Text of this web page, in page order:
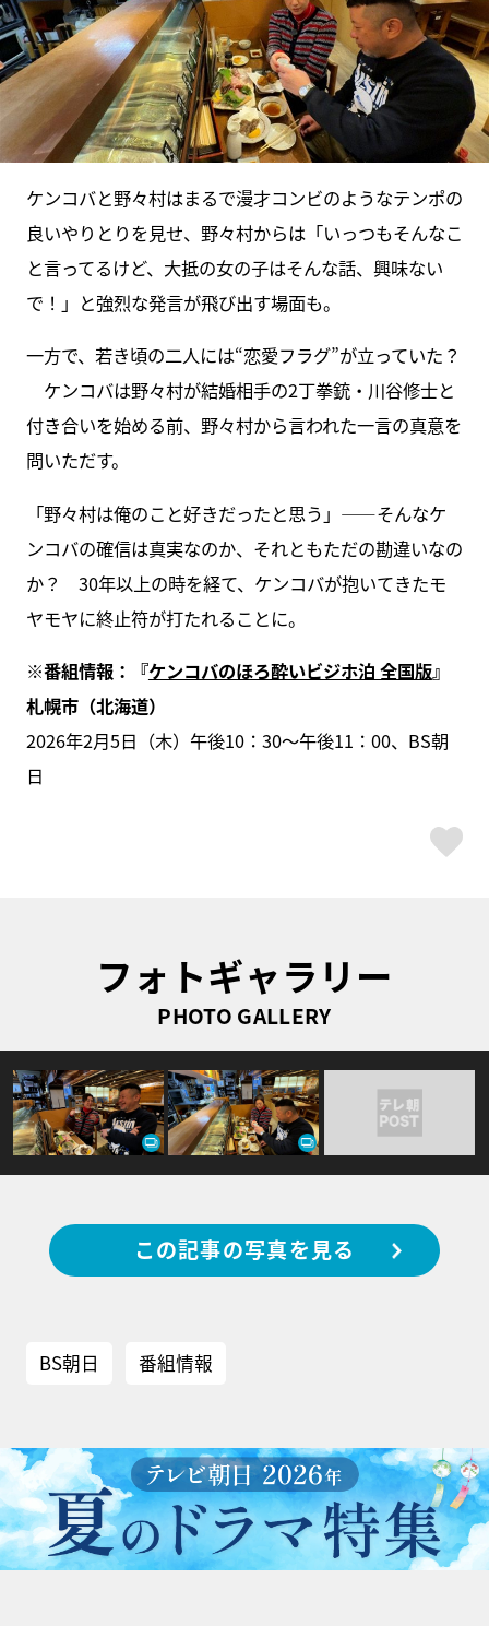
ケンコバと野々村はまるで漫才コンビのようなテンポの
良いやりとりを見せ、野々村からは「いっつもそんなこ
と言ってるけど、大抵の女の子はそんな話、興味ない
で！」と強烈な発言が飛び出す場面も。
一方で、若き頃の二人には“恋愛フラグ”が立っていた？
ケンコバは野々村が結婚相手の2丁拳銃・川谷修士と
付き合いを始める前、野々村から言われた一言の真意を
問いただす。
「野々村は俺のこと好きだったと思う」――そんなケ
ンコバの確信は真実なのか、それともただの勘違いなの
か？ 30年以上の時を経て、ケンコバが抱いてきたモ
ヤモヤに終止符が打たれることに。
※番組情報：『ケンコバのほろ酔いビジホ泊 全国版』
札幌市（北海道）
2026年2月5日（木）午後10：30～午後11：00、BS朝
日
フォトギャラリー
PHOTO GALLERY
この記事の写真を見る
BS朝日 番組情報